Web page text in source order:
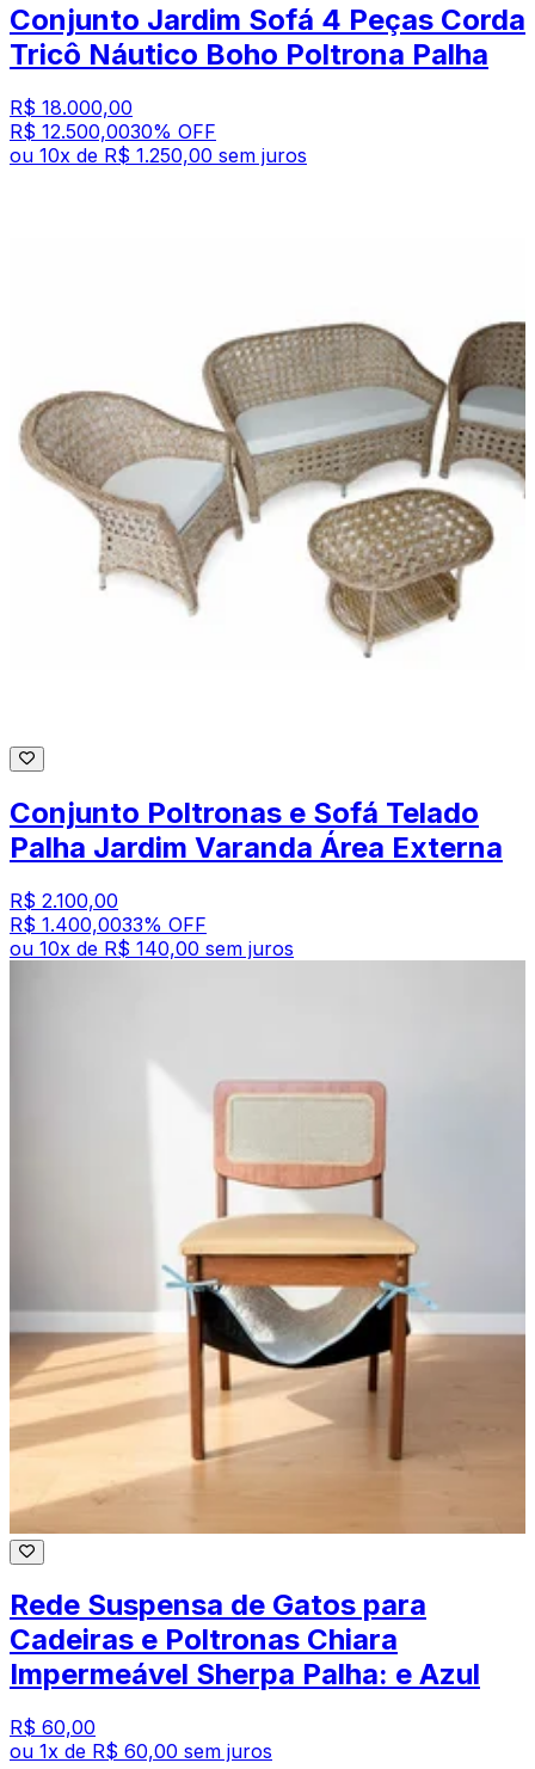
Conjunto Jardim Sofá 4 Peças Corda
Tricô Náutico Boho Poltrona Palha
R$ 18.000,00
R$ 12.500,0030% OFF
ou 10x de R$ 1.250,00 sem juros
Conjunto Poltronas e Sofá Telado
Palha Jardim Varanda Área Externa
R$ 2.100,00
R$ 1.400,0033% OFF
ou 10x de R$ 140,00 sem juros
Rede Suspensa de Gatos para
Cadeiras e Poltronas Chiara
Impermeável Sherpa Palha: e Azul
R$ 60,00
ou 1x de R$ 60,00 sem juros